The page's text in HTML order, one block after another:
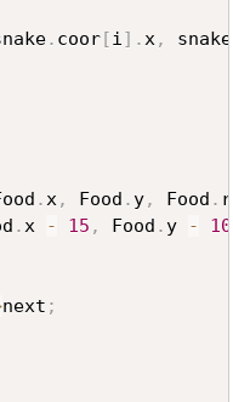
. coor[i] .x, snake
.x, Food . y, Food . r
.x - 15 , Food . y - 10
next ;